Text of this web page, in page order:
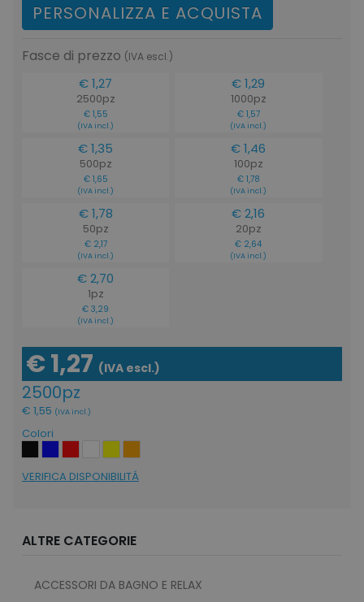
PERSONALIZZA E ACQUISTA
Fasce di prezzo (IVA escl.)
€ 1,27
2500pz
€ 1,55
(IVA incl.)
€ 1,29
1000pz
€ 1,57
(IVA incl.)
€ 1,35
500pz
€ 1,65
(IVA incl.)
€ 1,46
100pz
€ 1,78
(IVA incl.)
€ 1,78
50pz
€ 2,17
(IVA incl.)
€ 2,16
20pz
€ 2,64
(IVA incl.)
€ 2,70
1pz
€ 3,29
(IVA incl.)
€ 1,27 (IVA escl.)
2500pz
€ 1,55 (IVA incl.)
Colori
VERIFICA DISPONIBILITÁ
ALTRE CATEGORIE
ACCESSORI DA BAGNO E RELAX